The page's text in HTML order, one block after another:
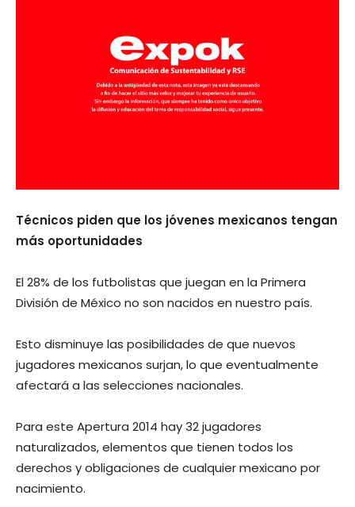
Técnicos piden que los jóvenes mexicanos tengan
más oportunidades
El 28% de los futbolistas que juegan en la Primera
División de México no son nacidos en nuestro país.
Esto disminuye las posibilidades de que nuevos
jugadores mexicanos surjan, lo que eventualmente
afectará a las selecciones nacionales.
Para este Apertura 2014 hay 32 jugadores
naturalizados, elementos que tienen todos los
derechos y obligaciones de cualquier mexicano por
nacimiento.